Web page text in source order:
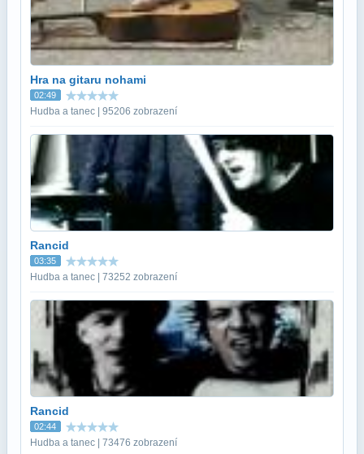
Hra na gitaru nohami
02:49
Hudba a tanec | 95206 zobrazení
Rancid
03:35
Hudba a tanec | 73252 zobrazení
Rancid
02:44
Hudba a tanec | 73476 zobrazení